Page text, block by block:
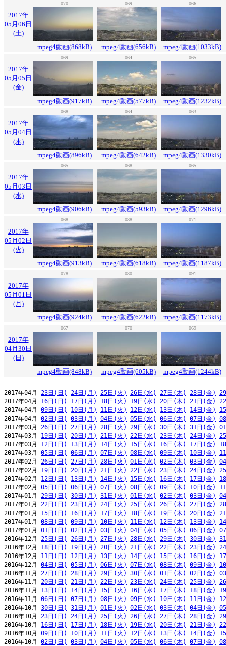
070 069 066
2017年
05月06日
(土)
mpeg4動画(868kB)
mpeg4動画(656kB) mpeg4動画(1033kB)
069 064 065
2017年
05月05日
(金)
mpeg4動画(917kB)
mpeg4動画(577kB) mpeg4動画(1232kB)
068 064 063
2017年
05月04日
(木)
mpeg4動画(896kB)
mpeg4動画(642kB) mpeg4動画(1330kB)
065 068 065
2017年
05月03日
(水)
mpeg4動画(906kB)
mpeg4動画(593kB) mpeg4動画(1296kB)
068 088 071
2017年
05月02日
(火)
mpeg4動画(913kB)
mpeg4動画(618kB) mpeg4動画(1187kB)
078 080 091
2017年
05月01日
(月)
mpeg4動画(924kB)
mpeg4動画(622kB) mpeg4動画(1173kB)
067 070 069
2017年
04月30日
(日)
mpeg4動画(848kB)
mpeg4動画(605kB) mpeg4動画(1244kB)
2017年04月 23日(日) 24日(月) 25日(火) 26日(水) 27日(木) 28日(金)
2017年04月 16日(日) 17日(月) 18日(火) 19日(水) 20日(木) 21日(金)
2017年04月 09日(日) 10日(月) 11日(火) 12日(水) 13日(木) 14日(金)
2017年04月 02日(日) 03日(月) 04日(火) 05日(水) 06日(木) 07日(金)
2017年03月 26日(日) 27日(月) 28日(火) 29日(水) 30日(木) 31日(金)
2017年03月 19日(日) 20日(月) 21日(火) 22日(水) 23日(木) 24日(金)
2017年03月 12日(日) 13日(月) 14日(火) 15日(水) 16日(木) 17日(金)
2017年03月 05日(日) 06日(月) 07日(火) 08日(水) 09日(木) 10日(金)
2017年02月 26日(日) 27日(月) 28日(火) 01日(水) 02日(木) 03日(金)
2017年02月 19日(日) 20日(月) 21日(火) 22日(水) 23日(木) 24日(金)
2017年02月 12日(日) 13日(月) 14日(火) 15日(水) 16日(木) 17日(金)
2017年02月 05日(日) 06日(月) 07日(火) 08日(水) 09日(木) 10日(金)
2017年01月 29日(日) 30日(月) 31日(火) 01日(水) 02日(木) 03日(金)
2017年01月 22日(日) 23日(月) 24日(火) 25日(水) 26日(木) 27日(金)
2017年01月 15日(日) 16日(月) 17日(火) 18日(水) 19日(木) 20日(金)
2017年01月 08日(日) 09日(月) 10日(火) 11日(水) 12日(木) 13日(金)
2017年01月 01日(日) 02日(月) 03日(火) 04日(水) 05日(木) 06日(金)
2016年12月 25日(日) 26日(月) 27日(火) 28日(水) 29日(木) 30日(金)
2016年12月 18日(日) 19日(月) 20日(火) 21日(水) 22日(木) 23日(金)
2016年12月 11日(日) 12日(月) 13日(火) 14日(水) 15日(木) 16日(金)
2016年12月 04日(日) 05日(月) 06日(火) 07日(水) 08日(木) 09日(金)
2016年11月 27日(日) 28日(月) 29日(火) 30日(水) 01日(木) 02日(金)
2016年11月 20日(日) 21日(月) 22日(火) 23日(水) 24日(木) 25日(金)
2016年11月 13日(日) 14日(月) 15日(火) 16日(水) 17日(木) 18日(金)
2016年11月 06日(日) 07日(月) 08日(火) 09日(水) 10日(木) 11日(金)
2016年10月 30日(日) 31日(月) 01日(火) 02日(水) 03日(木) 04日(金)
2016年10月 23日(日) 24日(月) 25日(火) 26日(水) 27日(木) 28日(金)
2016年10月 16日(日) 17日(月) 18日(火) 19日(水) 20日(木) 21日(金)
2016年10月 09日(日) 10日(月) 11日(火) 12日(水) 13日(木) 14日(金)
2016年10月 02日(日) 03日(月) 04日(火) 05日(水) 06日(木) 07日(金)